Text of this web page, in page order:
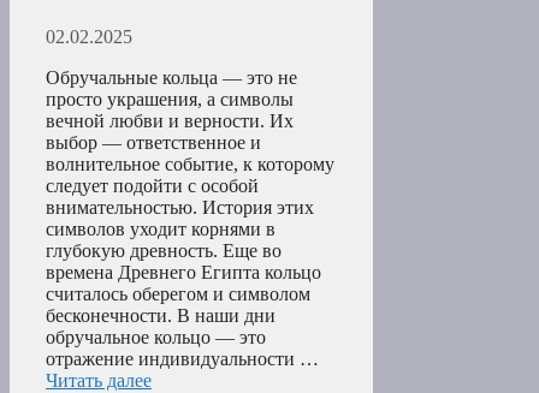
02.02.2025
Обручальные кольца — это не
просто украшения, а символы
вечной любви и верности. Их
выбор — ответственное и
волнительное событие, к которому
следует подойти с особой
внимательностью. История этих
символов уходит корнями в
глубокую древность. Еще во
времена Древнего Египта кольцо
считалось оберегом и символом
бесконечности. В наши дни
обручальное кольцо — это
отражение индивидуальности …
Читать далее